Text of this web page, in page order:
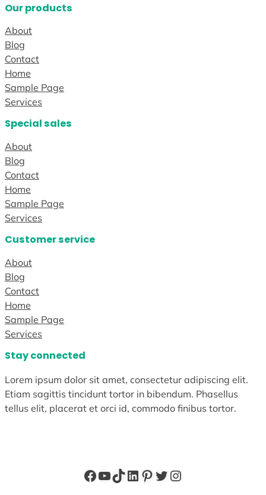
Our products
About
Blog
Contact
Home
Sample Page
Services
Special sales
About
Blog
Contact
Home
Sample Page
Services
Customer service
About
Blog
Contact
Home
Sample Page
Services
Stay connected
Lorem ipsum dolor sit amet, consectetur adipiscing elit.
Etiam sagittis tincidunt tortor in bibendum. Phasellus
tellus elit, placerat et orci id, commodo finibus tortor.
Facebook
YouTube
TikTok
LinkedIn
Pinterest
Twitter
Instagram